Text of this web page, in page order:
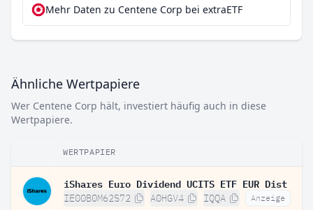
Mehr Daten zu Centene Corp bei extraETF
Ähnliche Wertpapiere
Wer Centene Corp hält, investiert häufig auch in diese
Wertpapiere.
WERTPAPIER
iShares Euro Dividend UCITS ETF EUR Dist
IE00B0M62S72 A0HGV4 IQQA Anzeige